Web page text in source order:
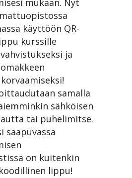
käyttöön QR-
kurssille
ja
samalla
sähköisen
tai puhelimitse.
saapuvassa
on kuitenkin
lippu!